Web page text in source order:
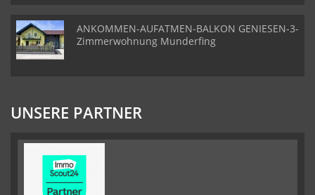
ANKOMMEN-AUFATMEN-BALKON GENIESEN-3-
Zimmerwohnung Munderfing
UNSERE PARTNER